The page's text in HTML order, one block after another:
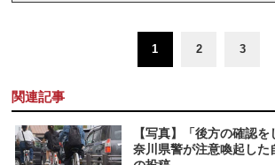
1 2 3
関連記事
【写真】「後方の確認
奈川県警が注意喚起し